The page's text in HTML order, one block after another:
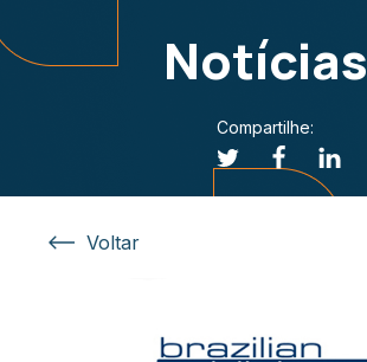
Notícias
Compartilhe:
Voltar